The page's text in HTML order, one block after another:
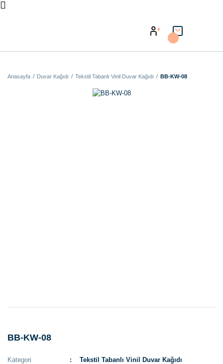
Anasayfa Duvar Kağıdı Tekstil Tabanlı Vinil Duvar Kağıdı BB-KW-08
BB-KW-08
Kategori
Tekstil Tabanlı Vinil Duvar Kağıdı